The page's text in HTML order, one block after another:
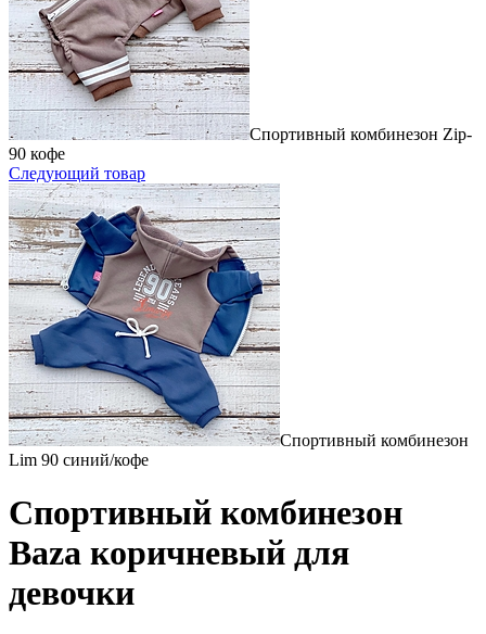
Спортивный комбинезон Zip-
90 кофе
Следующий товар
Спортивный комбинезон
Lim 90 синий/кофе
Спортивный комбинезон
Baza коричневый для
девочки